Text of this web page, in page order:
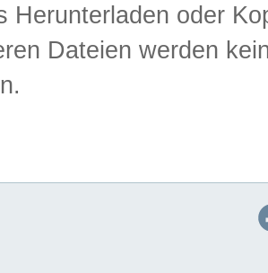
Herunterladen oder
Dateien werden